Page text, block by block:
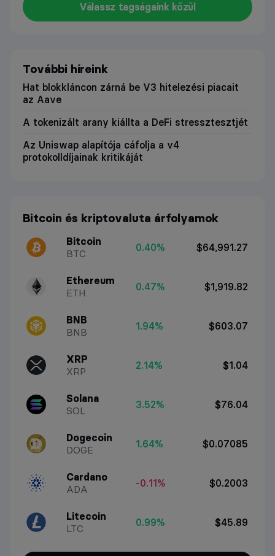
Válassz tagságaink közül
További híreink
Hat blokkláncon zárná be V3 hitelezési piacait
az Aave
A tokenizált arany kiállta a DeFi stressztesztjét
Az Uniswap alapítója cáfolja a v4
protokolldíjainak kritikáját
Bitcoin és kriptovaluta árfolyamok
Bitcoin
BTC
0.40% $64,991.27
Ethereum
ETH
0.47% $1,919.82
BNB
BNB
1.94% $603.07
XRP
XRP
2.14% $1.04
Solana
SOL
3.52% $76.04
Dogecoin
DOGE
1.64% $0.07085
Cardano
ADA
-0.11% $0.2003
Litecoin
LTC
0.99% $45.89